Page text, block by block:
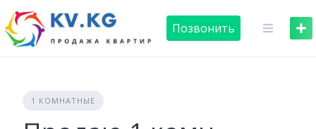
Skip
to
content
Позвонить
1 КОМНАТНЫЕ